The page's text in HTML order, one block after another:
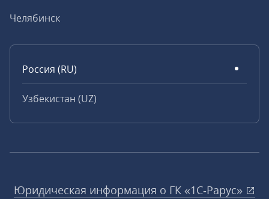
Челябинск
Россия (RU)
Узбекистан (UZ)
Юридическая информация о ГК «1С‑Рарус»